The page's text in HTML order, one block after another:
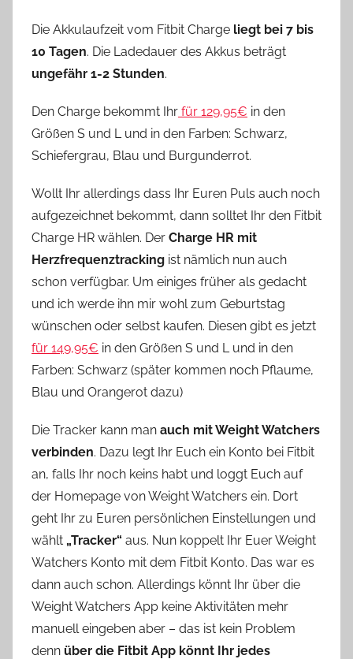
Die Akkulaufzeit vom Fitbit Charge liegt bei 7 bis
10 Tagen. Die Ladedauer des Akkus beträgt
ungefähr 1-2 Stunden.
Den Charge bekommt Ihr für 129,95€ in den
Größen S und L und in den Farben: Schwarz,
Schiefergrau, Blau und Burgunderrot.
Wollt Ihr allerdings dass Ihr Euren Puls auch noch
aufgezeichnet bekommt, dann solltet Ihr den Fitbit
Charge HR wählen. Der Charge HR mit
Herzfrequenztracking ist nämlich nun auch
schon verfügbar. Um einiges früher als gedacht
und ich werde ihn mir wohl zum Geburtstag
wünschen oder selbst kaufen. Diesen gibt es jetzt
für 149,95€ in den Größen S und L und in den
Farben: Schwarz (später kommen noch Pflaume,
Blau und Orangerot dazu)
Die Tracker kann man auch mit Weight Watchers
verbinden. Dazu legt Ihr Euch ein Konto bei Fitbit
an, falls Ihr noch keins habt und loggt Euch auf
der Homepage von Weight Watchers ein. Dort
geht Ihr zu Euren persönlichen Einstellungen und
wählt „Tracker“ aus. Nun koppelt Ihr Euer Weight
Watchers Konto mit dem Fitbit Konto. Das war es
dann auch schon. Allerdings könnt Ihr über die
Weight Watchers App keine Aktivitäten mehr
manuell eingeben aber – das ist kein Problem
denn über die Fitbit App könnt Ihr jedes